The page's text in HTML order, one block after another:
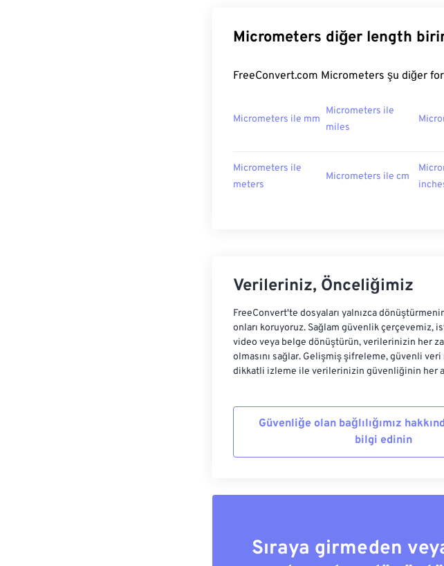
Micrometers diğer length
FreeConvert.com Micrometers şu diğer
Micrometers ile mm
Micrometers ile
miles
Micrometers ile
meters
Micrometers ile cm
Verileriniz, Önceliğimiz
FreeConvert'te dosyaları yalnızca
onları koruyoruz. Sağlam güvenlik çerçevemiz,
video veya belge dönüştürün, verilerinizin her
olmasını sağlar. Gelişmiş şifreleme, güvenli
dikkatli izleme ile verilerinizin güvenliğinin her
Güvenliğe olan bağlılığımız
bilgi edinin
Sıraya girmeden